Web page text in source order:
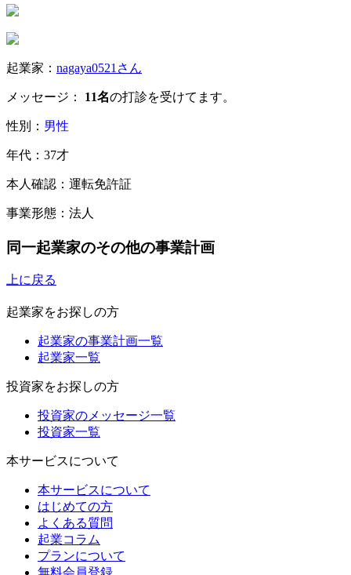
起業家： nagaya0521さん
メッセージ： 11名の打診を受けてます。
性別： 男性
年代：37才
本人確認：運転免許証
事業形態：法人
同一起業家のその他の事業計画
上に戻る
起業家をお探しの方
起業家の事業計画一覧
起業家一覧
投資家をお探しの方
投資家のメッセージ一覧
投資家一覧
本サービスについて
本サービスについて
はじめての方
よくある質問
起業コラム
プランについて